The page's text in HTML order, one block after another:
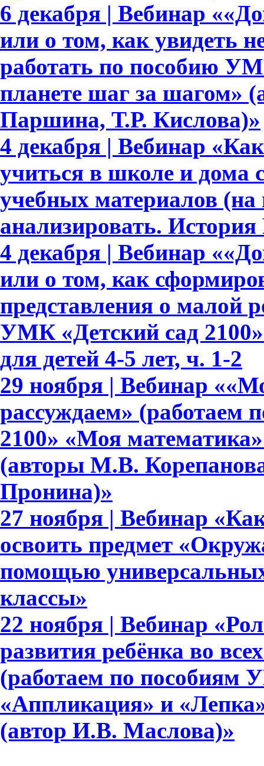
6 декабря | Вебинар
или о том, как увидеть
работать по пособию
планете шаг за шагом»
Паршина, Т.Р. Кислова)»
4 декабря | Вебинар
учиться в школе и
учебных материалов
анализировать. История
4 декабря | Вебинар
или о том, как
представления о малой
УМК «Детский сад
для детей 4-5 лет, ч. 1-2
29 ноября | Вебинар
рассуждаем» (работаем
2100» «Моя
(авторы М.В.
Пронина)»
27 ноября | Вебинар
освоить предмет
помощью
классы»
22 ноября | Вебинар
развития ребёнка во
(работаем по пособиям
«Аппликация» и
(автор И.В. Маслова)»